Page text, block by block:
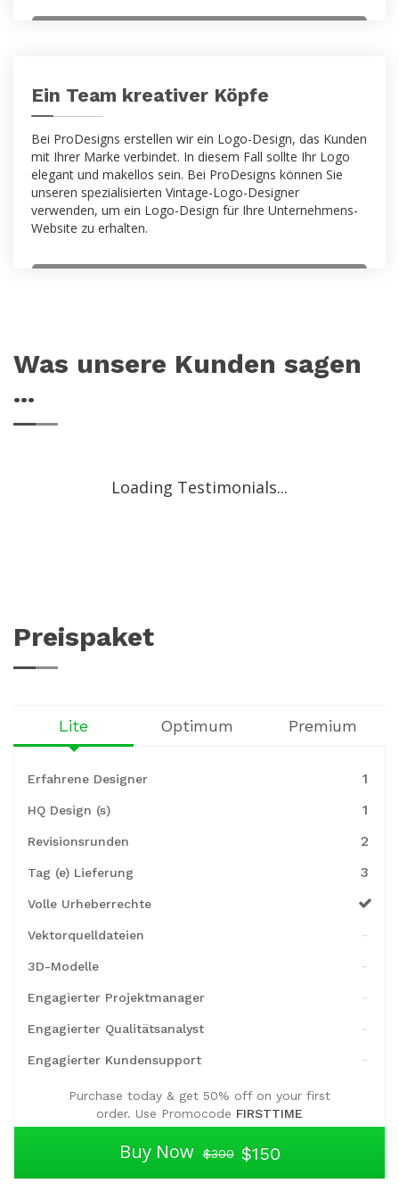
Ein Team kreativer Köpfe
Bei ProDesigns erstellen wir ein Logo-Design, das Kunden
mit Ihrer Marke verbindet. In diesem Fall sollte Ihr Logo
elegant und makellos sein. Bei ProDesigns können Sie
unseren spezialisierten Vintage-Logo-Designer
verwenden, um ein Logo-Design für Ihre Unternehmens-
Website zu erhalten.
Was unsere Kunden sagen
...
Loading Testimonials...
Preispaket
Lite Optimum Premium
Erfahrene Designer 1
HQ Design (s) 1
Revisionsrunden 2
Tag (e) Lieferung 3
Volle Urheberrechte
Vektorquelldateien -
3D-Modelle -
Engagierter Projektmanager -
Engagierter Qualitätsanalyst -
Engagierter Kundensupport -
Purchase today & get 50% off on your first
order. Use Promocode FIRSTTIME
Buy Now $300 $150